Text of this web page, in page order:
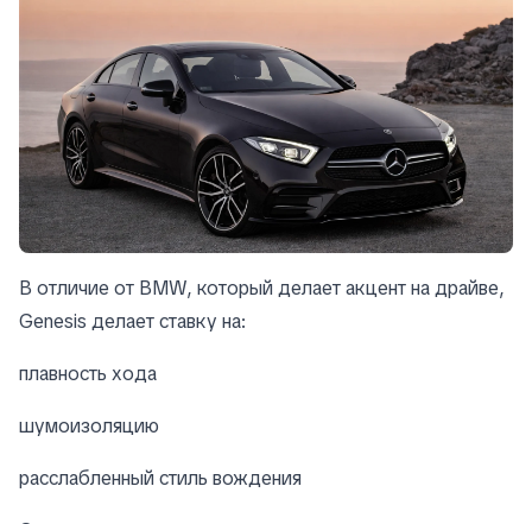
В отличие от BMW, который делает акцент на драйве,
Genesis делает ставку на:
плавность хода
шумоизоляцию
расслабленный стиль вождения